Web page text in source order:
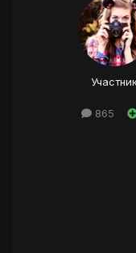
865